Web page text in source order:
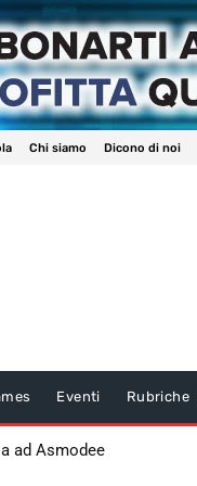
Chi siamo Dicono di noi
Eventi Rubriche
ad Asmodee